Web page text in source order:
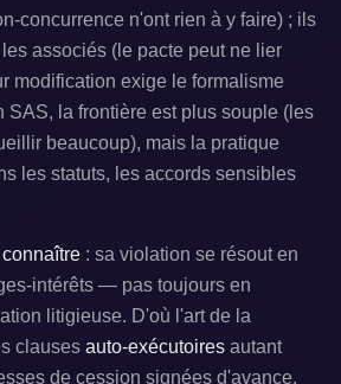
concurrence n'ont rien à y faire) ; ils
associés (le pacte peut ne lier
modification exige le formalisme
SAS, la frontière est plus souple (les
beaucoup), mais la pratique
les statuts, les accords sensibles
: sa violation se résout en
intérêts — pas toujours en
litigieuse. D'où l'art de la
clauses auto-exécutoires autant
de cession signées d'avance,